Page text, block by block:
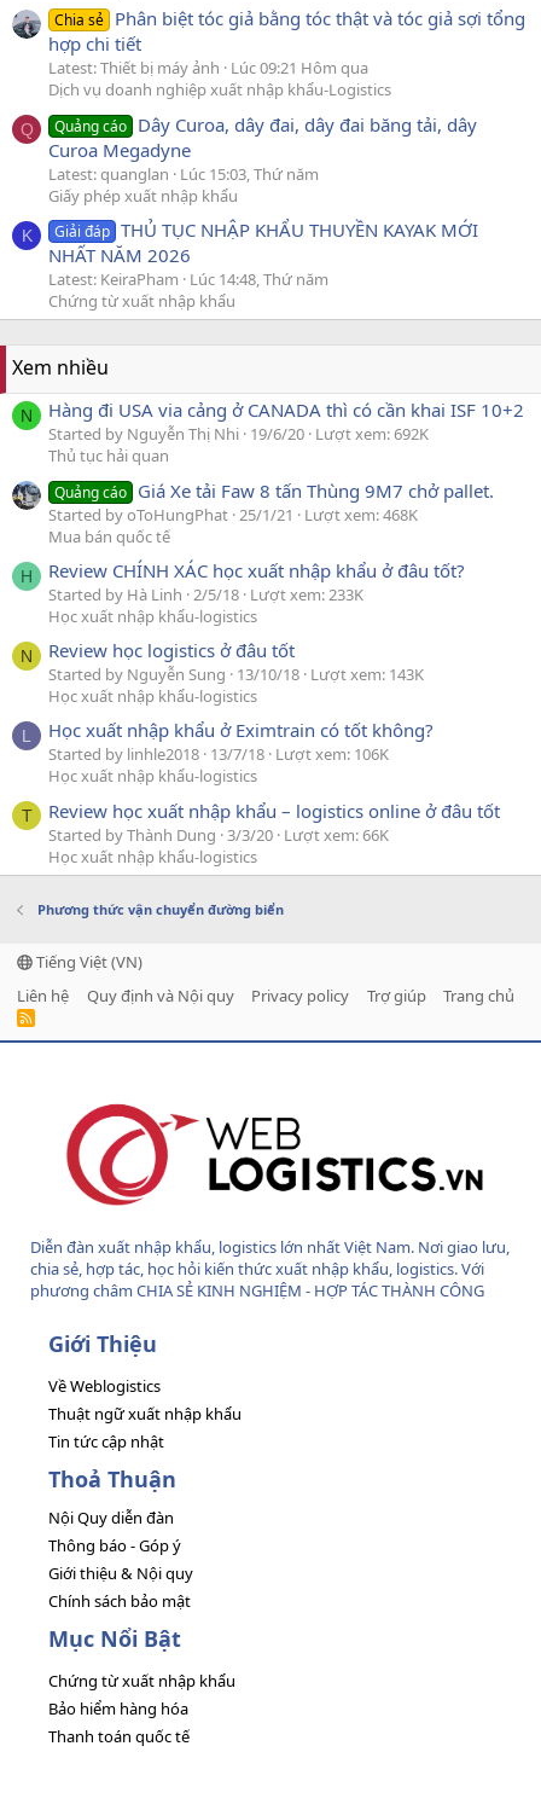
Chia sẻ Phân biệt tóc giả bằng tóc thật và tóc giả sợi tổng
hợp chi tiết
Latest: Thiết bị máy ảnh
Lúc 09:21 Hôm qua
Dịch vụ doanh nghiệp xuất nhập khẩu-Logistics
Q Quảng cáo Dây Curoa, dây đai, dây đai băng tải, dây
Curoa Megadyne
Latest: quanglan
Lúc 15:03, Thứ năm
Giấy phép xuất nhập khẩu
K Giải đáp THỦ TỤC NHẬP KHẨU THUYỀN KAYAK MỚI
NHẤT NĂM 2026
Latest: KeiraPham
Lúc 14:48, Thứ năm
Chứng từ xuất nhập khẩu
Xem nhiều
N Hàng đi USA via cảng ở CANADA thì có cần khai ISF 10+2
Started by Nguyễn Thị Nhi 19/6/20 Lượt xem: 692K
Thủ tục hải quan
Quảng cáo Giá Xe tải Faw 8 tấn Thùng 9M7 chở pallet.
Started by oToHungPhat 25/1/21
Lượt xem: 468K
Mua bán quốc tế
H Review CHÍNH XÁC học xuất nhập khẩu ở đâu tốt?
Started by Hà Linh 2/5/18 Lượt xem: 233K
Học xuất nhập khẩu-logistics
N Review học logistics ở đâu tốt
Started by Nguyễn Sung 13/10/18 Lượt xem: 143K
Học xuất nhập khẩu-logistics
L Học xuất nhập khẩu ở Eximtrain có tốt không?
Started by linhle2018 13/7/18 Lượt xem: 106K
Học xuất nhập khẩu-logistics
T Review học xuất nhập khẩu – logistics online ở đâu tốt
Started by Thành Dung 3/3/20 Lượt xem: 66K
Học xuất nhập khẩu-logistics
Phương thức vận chuyển đường biển
Tiếng Việt (VN)
Liên hệ
Quy định và Nội quy Privacy policy Trợ giúp Trang chủ
R
Diễn đàn xuất nhập khẩu, logistics lớn nhất Việt Nam. Nơi giao lưu,
chia sẻ, hợp tác, học hỏi kiến thức xuất nhập khẩu, logistics. Với
phương châm CHIA SẺ KINH NGHIỆM - HỢP TÁC THÀNH CÔNG
Giới Thiệu
Về Weblogistics
Thuật ngữ xuất nhập khẩu
Tin tức cập nhật
Thoả Thuận
Nội Quy diễn đàn
Thông báo - Góp ý
Giới thiệu & Nội quy
Chính sách bảo mật
Mục Nổi Bật
Chứng từ xuất nhập khẩu
Bảo hiểm hàng hóa
Thanh toán quốc tế